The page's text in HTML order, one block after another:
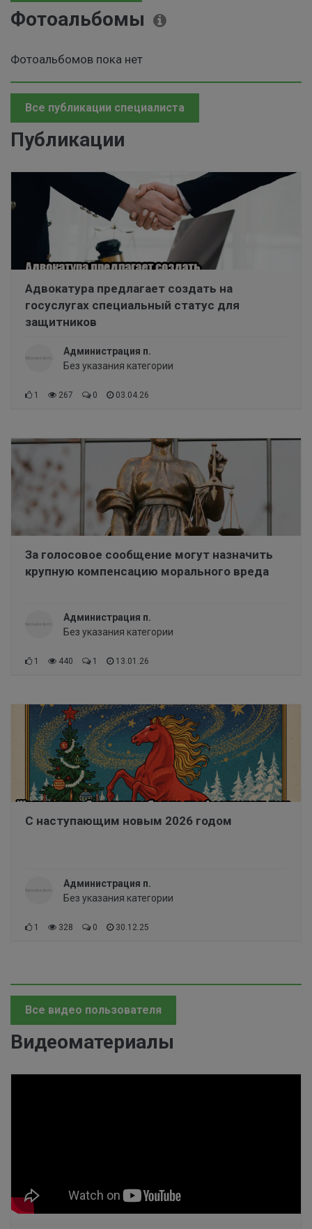
Фотоальбомы
Фотоальбомов пока нет
Все публикации специалиста
Публикации
Адвокатура предлагает создать на
госуслугах специальный статус для
защитников
Администрация п.
Без указания категории
1 267 0 03.04.26
За голосовое сообщение могут назначить
крупную компенсацию морального вреда
Администрация п.
Без указания категории
1 440 1 13.01.26
С наступающим новым 2026 годом
Администрация п.
Без указания категории
1 328 0 30.12.25
Все видео пользователя
Видеоматериалы